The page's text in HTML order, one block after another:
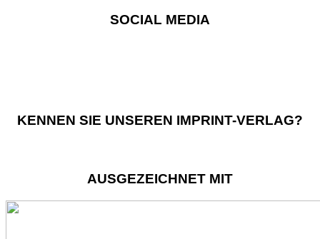
SOCIAL MEDIA
KENNEN SIE UNSEREN IMPRINT-VERLAG?
AUSGEZEICHNET MIT